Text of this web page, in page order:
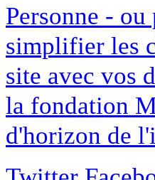
Personne -
simplifier les
site avec vos
la fondation
d'horizon de